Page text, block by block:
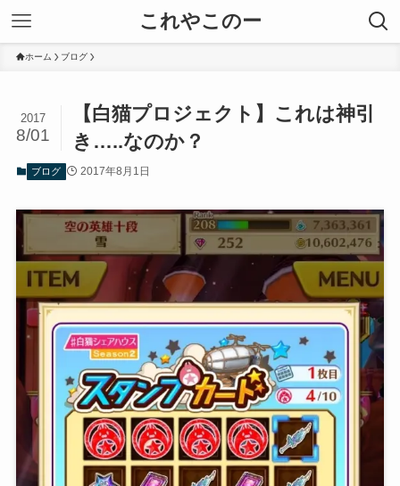
これやこのー
ホーム ブログ
【白猫プロジェクト】これは神引
き…..なのか？
2017
8/01
ブログ 2017年8月1日